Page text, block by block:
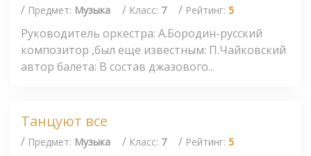
/ Предмет: Музыка / Класс: 7 / Рейтинг: 5
Руководитель оркестра: А.Бородин-русский
композитор ,был еще известным: П.Чайковский
автор балета: В состав джазового...
Танцуют все
/ Предмет: Музыка / Класс: 7 / Рейтинг: 5